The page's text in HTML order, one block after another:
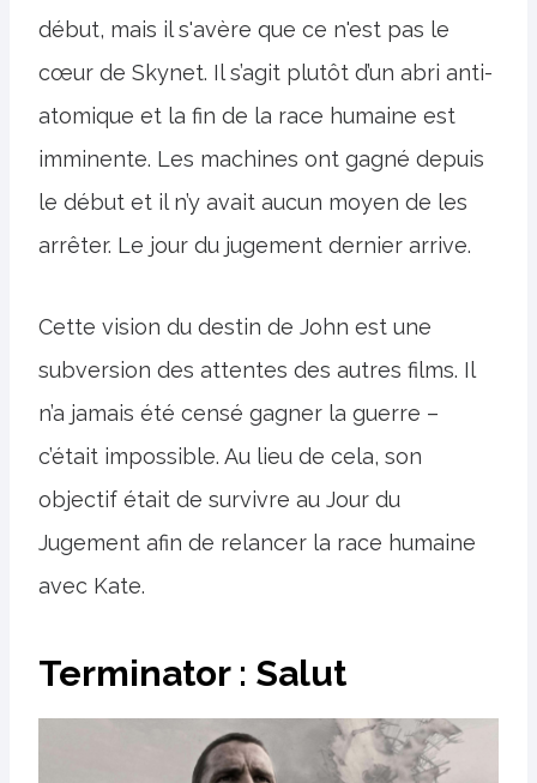
début, mais il s'avère que ce n'est pas le
cœur de Skynet. Il s’agit plutôt d’un abri anti-
atomique et la fin de la race humaine est
imminente. Les machines ont gagné depuis
le début et il n’y avait aucun moyen de les
arrêter. Le jour du jugement dernier arrive.
Cette vision du destin de John est une
subversion des attentes des autres films. Il
n’a jamais été censé gagner la guerre –
c’était impossible. Au lieu de cela, son
objectif était de survivre au Jour du
Jugement afin de relancer la race humaine
avec Kate.
Terminator : Salut